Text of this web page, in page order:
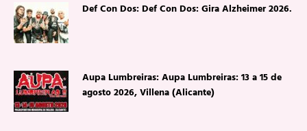
Def Con Dos: Def Con Dos: Gira Alzheimer 2026.
Aupa Lumbreiras: Aupa Lumbreiras: 13 a 15 de
agosto 2026, Villena (Alicante)